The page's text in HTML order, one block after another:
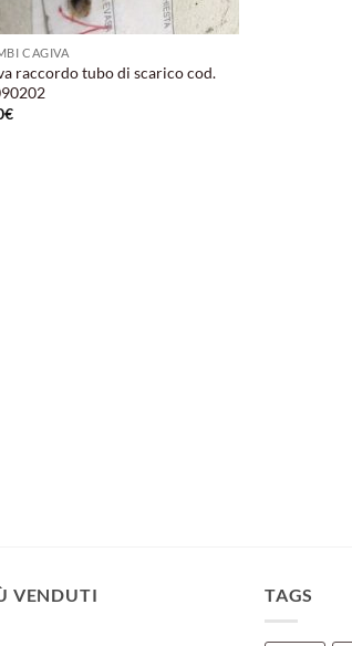
CAGIVA
raccordo tubo di scarico cod.
€
VENDUTI TAGS